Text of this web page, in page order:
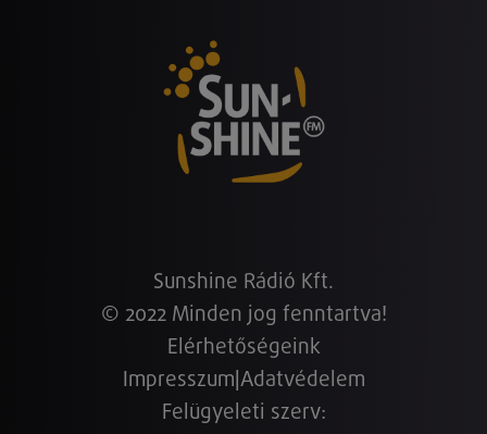
Sunshine Rádió Kft.
© 2022 Minden jog fenntartva!
Elérhetőségeink
Impresszum Adatvédelem
Felügyeleti szerv: